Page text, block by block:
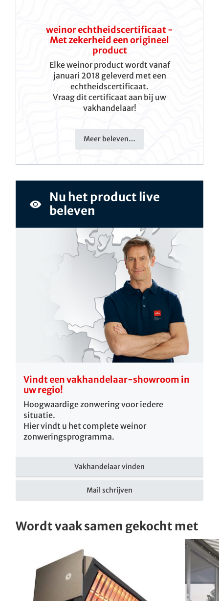
weinor echtheidscertificaat -
Met zekerheid een origineel
product
Elke weinor product wordt vanaf
januari 2018 geleverd met een
echtheidscertificaat.
Vraag dit certificaat aan bij uw
vakhandelaar!
Meer beleven…
Nu het product live
beleven
Vindt een vakhandelaar-showroom in
uw regio!
Hoogwaardige zonwering voor iedere
situatie.
Hier vindt u het complete weinor
zonweringsprogramma.
Vakhandelaar vinden
Mail schrijven
Wordt vaak samen gekocht met